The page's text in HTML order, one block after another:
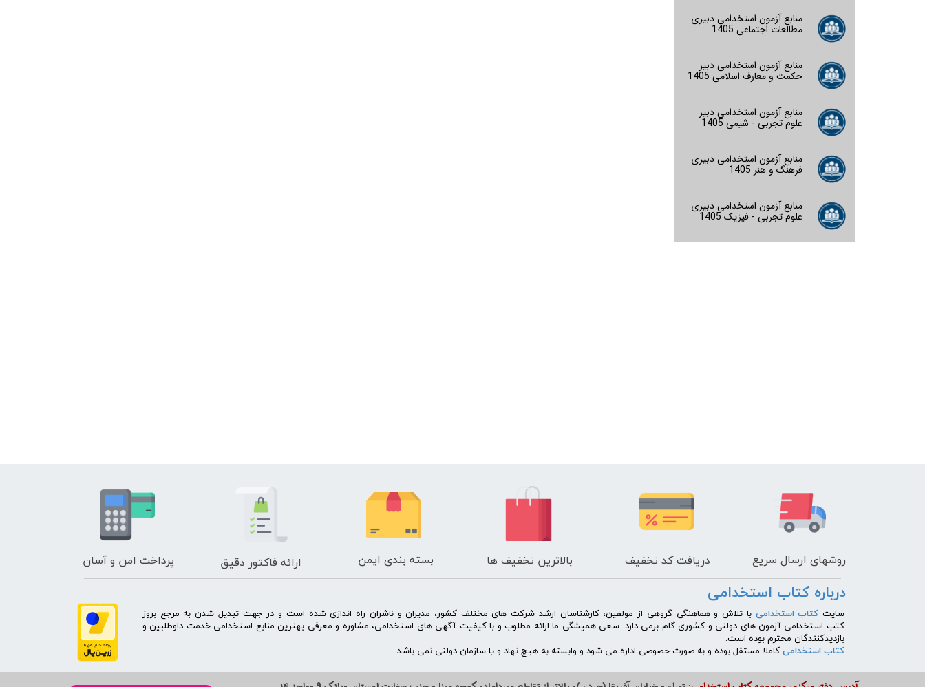
منابع آزمون استخدامی دبیری
مطالعات اجتماعی 1405
منابع آزمون استخدامی دبیر
حکمت و معارف اسلامی 1405
منابع آزمون استخدامی دبیر
علوم تجربی - شیمی 1405
منابع آزمون استخدامی دبیری
فرهنگ و هنر 1405
منابع آزمون استخدامی دبیری
علوم تجربی - فیزیک 1405
روشهای ارسال سریع دریافت کد تخفیف بالاترین تخفیف ها بسته بندی ایمن ارائه فاکتور دقیق پرداخت امن و آسان
درباره کتاب استخدامی
​سایت کتاب استخدامی با تلاش و هماهنگی گروهی از مولفین، کارشناسان ارشد شرکت های مختلف کشور، مدیران و ناشران راه اندازی شده است و در جهت تبدیل شدن به مرجع بروز
کتب استخدامی آزمون های دولتی و کشوری گام برمی دارد. سعی همیشگی ما ارائه مطلوب و با کیفیت آگهی های استخدامی، مشاوره و معرفی بهترین منابع استخدامی خدمت داوطلبین و
بازدیدکنندگان محترم بوده است.
کتاب استخدامی کاملا مستقل بوده و به صورت خصوصی اداره می شود و وابسته به هیچ نهاد و یا سازمان دولتی نمی باشد.